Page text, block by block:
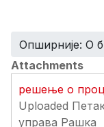
Опширније: О
Attachments
решење о
Uploaded
управа Рашка